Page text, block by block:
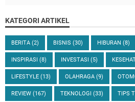
KATEGORI ARTIKEL
BERITA (2) BISNIS (30) HIBURAN (8)
INSPIRASI (8) INVESTASI (5)
LIFESTYLE (13) OLAHRAGA (9)
REVIEW (167) TEKNOLOGI (33) TIPS